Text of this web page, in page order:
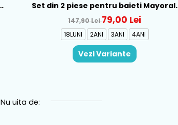
Set din 2 piese pentru baieti Mayoral,
Alb-Albastru - 1665-31
147,90 Lei79,00 Lei
18LUNI 2ANI 3ANI 4ANI
Vezi Variante
Nu uita de: